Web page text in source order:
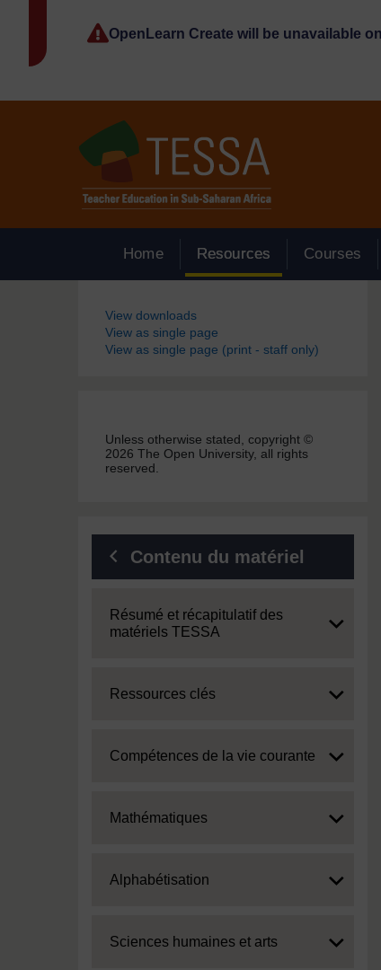
OpenLearn Create will be unavailable
Home Resources Courses
Blocs
View downloads
View as single page
View as single page (print - staff only)
Unless otherwise stated, copyright ©
2026 The Open University, all rights
reserved.
Contenu du matériel
Expand
Résumé et récapitulatif des
matériels TESSA
Expand
Ressources clés
Expand
Compétences de la vie courante
Expand
Mathématiques
Expand
Alphabétisation
Expand
Sciences humaines et arts